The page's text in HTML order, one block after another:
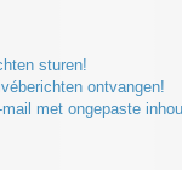
sturen!
ontvangen!
mail met ongepaste